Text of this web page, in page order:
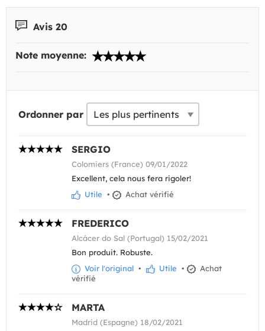
Avis 20
Note moyenne:
Ordonner par
SERGIO
Colomiers (France) 09/01/2022
Excellent, cela nous fera rigoler!
Utile • Achat vérifié
FREDERICO
Alcácer do Sal (Portugal) 15/02/2021
Bon produit. Robuste.
Voir l'original • Utile •
Achat
vérifié
MARTA
Madrid (Espagne) 18/02/2021